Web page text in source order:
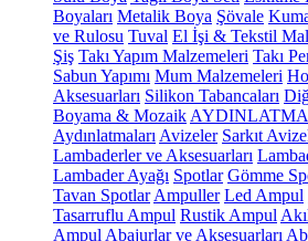
Boyaları Metalik Boya Şövale
ve Rulosu Tuval El İşi & Tekstil
Şiş Takı Yapım Malzemeleri Takı
Sabun Yapımı Mum Malzemeleri
Aksesuarları Silikon Tabancaları
Boyama & Mozaik
Aydınlatmaları Avizeler Sarkıt
Lambaderler ve Aksesuarları
Lambader Ayağı Spotlar Gömme
Tavan Spotlar Ampuller Led Ampul
Tasarruflu Ampul Rustik Ampul
Ampul Abajurlar ve Aksesuarları